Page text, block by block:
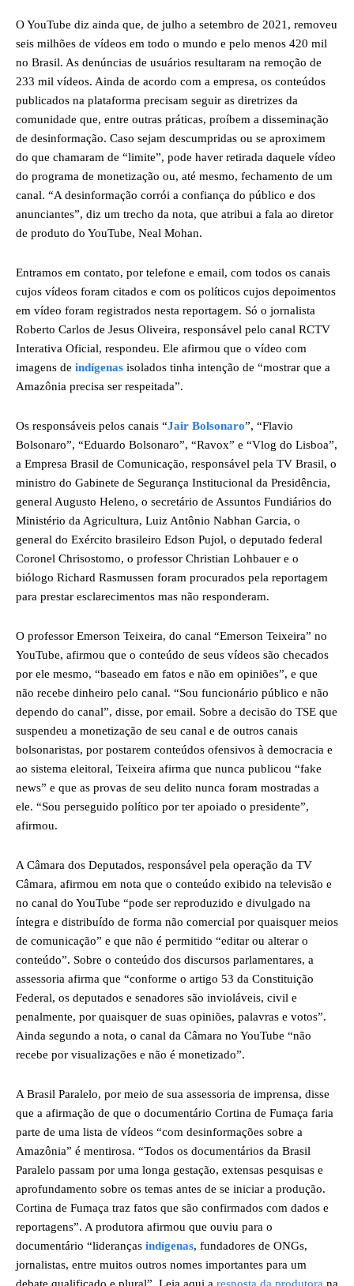
O YouTube diz ainda que, de julho a setembro de 2021, removeu
seis milhões de vídeos em todo o mundo e pelo menos 420 mil
no Brasil. As denúncias de usuários resultaram na remoção de
233 mil vídeos. Ainda de acordo com a empresa, os conteúdos
publicados na plataforma precisam seguir as diretrizes da
comunidade que, entre outras práticas, proíbem a disseminação
de desinformação. Caso sejam descumpridas ou se aproximem
do que chamaram de “limite”, pode haver retirada daquele vídeo
do programa de monetização ou, até mesmo, fechamento de um
canal. “A desinformação corrói a confiança do público e dos
anunciantes”, diz um trecho da nota, que atribui a fala ao diretor
de produto do YouTube, Neal Mohan.
Entramos em contato, por telefone e email, com todos os canais
cujos vídeos foram citados e com os políticos cujos depoimentos
em vídeo foram registrados nesta reportagem. Só o jornalista
Roberto Carlos de Jesus Oliveira, responsável pelo canal RCTV
Interativa Oficial, respondeu. Ele afirmou que o vídeo com
imagens de indígenas isolados tinha intenção de “mostrar que a
Amazônia precisa ser respeitada”.
Os responsáveis pelos canais “Jair Bolsonaro”, “Flavio
Bolsonaro”, “Eduardo Bolsonaro”, “Ravox” e “Vlog do Lisboa”,
a Empresa Brasil de Comunicação, responsável pela TV Brasil, o
ministro do Gabinete de Segurança Institucional da Presidência,
general Augusto Heleno, o secretário de Assuntos Fundiários do
Ministério da Agricultura, Luiz Antônio Nabhan Garcia, o
general do Exército brasileiro Edson Pujol, o deputado federal
Coronel Chrisostomo, o professor Christian Lohbauer e o
biólogo Richard Rasmussen foram procurados pela reportagem
para prestar esclarecimentos mas não responderam.
O professor Emerson Teixeira, do canal “Emerson Teixeira” no
YouTube, afirmou que o conteúdo de seus vídeos são checados
por ele mesmo, “baseado em fatos e não em opiniões”, e que
não recebe dinheiro pelo canal. “Sou funcionário público e não
dependo do canal”, disse, por email. Sobre a decisão do TSE que
suspendeu a monetização de seu canal e de outros canais
bolsonaristas, por postarem conteúdos ofensivos à democracia e
ao sistema eleitoral, Teixeira afirma que nunca publicou “fake
news” e que as provas de seu delito nunca foram mostradas a
ele. “Sou perseguido político por ter apoiado o presidente”,
afirmou.
A Câmara dos Deputados, responsável pela operação da TV
Câmara, afirmou em nota que o conteúdo exibido na televisão e
no canal do YouTube “pode ser reproduzido e divulgado na
íntegra e distribuído de forma não comercial por quaisquer meios
de comunicação” e que não é permitido “editar ou alterar o
conteúdo”. Sobre o conteúdo dos discursos parlamentares, a
assessoria afirma que “conforme o artigo 53 da Constituição
Federal, os deputados e senadores são invioláveis, civil e
penalmente, por quaisquer de suas opiniões, palavras e votos”.
Ainda segundo a nota, o canal da Câmara no YouTube “não
recebe por visualizações e não é monetizado”.
A Brasil Paralelo, por meio de sua assessoria de imprensa, disse
que a afirmação de que o documentário Cortina de Fumaça faria
parte de uma lista de vídeos “com desinformações sobre a
Amazônia” é mentirosa. “Todos os documentários da Brasil
Paralelo passam por uma longa gestação, extensas pesquisas e
aprofundamento sobre os temas antes de se iniciar a produção.
Cortina de Fumaça traz fatos que são confirmados com dados e
reportagens”. A produtora afirmou que ouviu para o
documentário “lideranças indígenas, fundadores de ONGs,
jornalistas, entre muitos outros nomes importantes para um